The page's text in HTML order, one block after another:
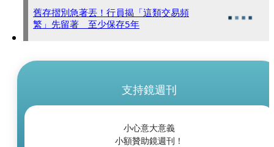
舊存摺別急著丟！行員揭「這類交易頻
繁」先留著 至少保存5年
支持鏡週刊
小心意大意義
小額贊助鏡週刊！